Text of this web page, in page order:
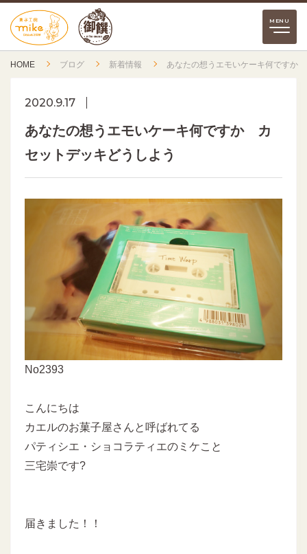
HOME ブログ 新着情報 あなたの想うエモいケーキ何ですか
2020.9.17
あなたの想うエモいケーキ何ですか カ
セットデッキどうしよう
No2393
こんにちは
カエルのお菓子屋さんと呼ばれてる
パティシエ・ショコラティエのミケこと
三宅崇です?
届きました！！